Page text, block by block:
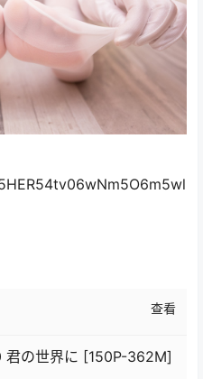
查看
君の世界に [150P-362M]